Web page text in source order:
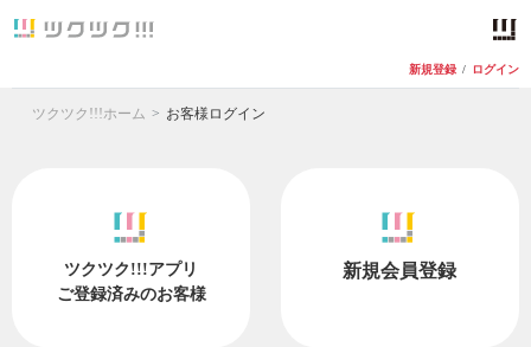
新規登録 / ログイン
ツクツク!!!ホーム お客様ログイン
ツクツク!!!アプリ
ご登録済みのお客様
新規会員登録